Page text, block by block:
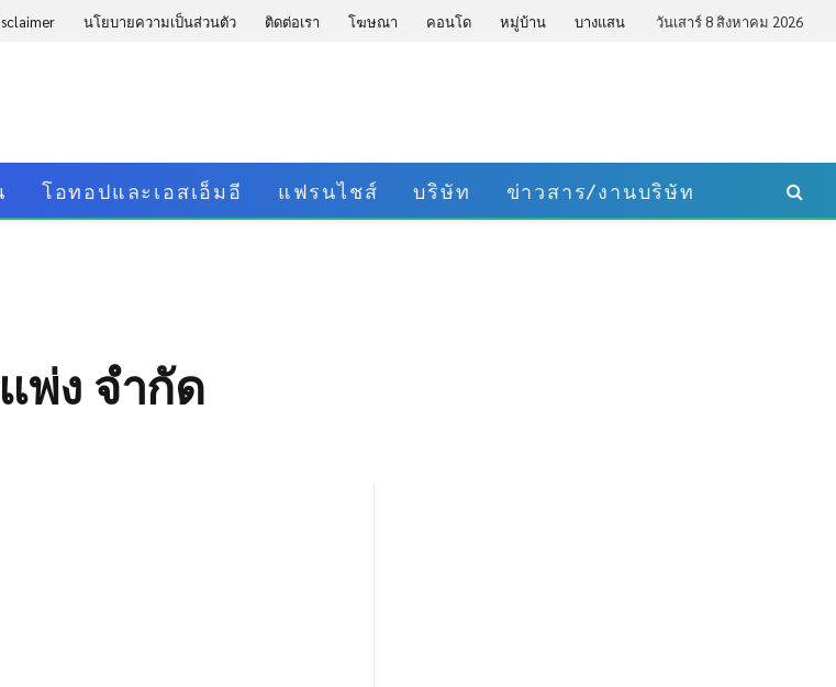
นโยบายความเป็นส่วนตัว ติดต่อเรา โฆษณา คอนโด หมู่บ้าน บางแสน วันเสาร์ 8 สิงหาคม 2026
โอทอปและเอสเอ็มอี แฟรนไชส์ บริษัท ข่าวสาร/งานบริษัท
พ่ง จำกัด